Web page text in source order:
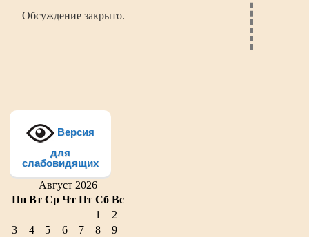
Обсуждение закрыто.
Версия
для
слабовидящих
Август 2026
Пн Вт Ср Чт Пт Сб Вс
1
2
3
4 5 6 7 8
9